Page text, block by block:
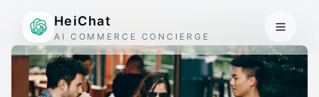
HeiChat
AI COMMERCE CONCIERGE